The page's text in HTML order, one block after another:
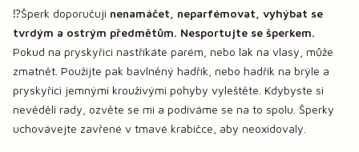
⁉️Šperk doporučuji nenamáčet, neparfémovat, vyhýbat se
tvrdým a ostrým předmětům. Nesportujte se šperkem.
Pokud na pryskyřici nastříkáte parém, nebo lak na vlasy, může
zmatnět. Použijte pak bavlněný hadřík, nebo hadřík na brýle a
pryskyřici jemnými krouživými pohyby vyleštěte. Kdybyste si
nevěděli rady, ozvěte se mi a podíváme se na to spolu. Šperky
uchovávejte zavřené v tmavé krabičce, aby neoxidovaly.